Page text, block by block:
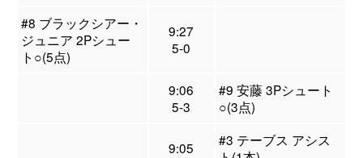
#8 ブラックシアー・
ジュニア 2Pシュー
ト○(5点)
9:27
5-0
9:06
5-3
#9 安藤 3Pシュート
○(3点)
9:05
#3 テーブス アシス